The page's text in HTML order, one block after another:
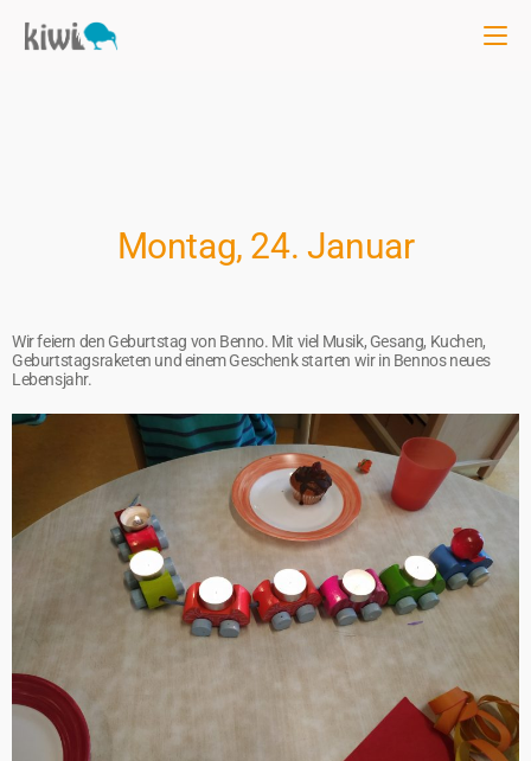
Montag, 24. Januar
Wir feiern den Geburtstag von Benno. Mit viel Musik, Gesang, Kuchen,
Geburtstagsraketen und einem Geschenk starten wir in Bennos neues
Lebensjahr.